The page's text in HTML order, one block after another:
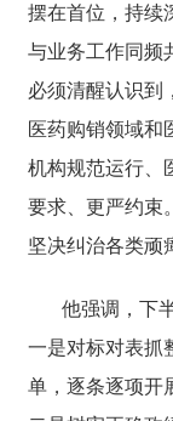
摆在首位，持续
与业务工作同频
必须清醒认识到
医药购销领域和
机构规范运行、
要求、更严约束
坚决纠治各类顽
他强调，下
一是对标对表抓
单，逐条逐项开